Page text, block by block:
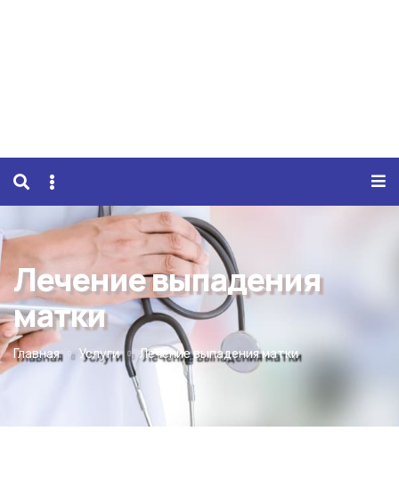
Лечение выпадения
матки
Главная Услуги Лечение выпадения матки